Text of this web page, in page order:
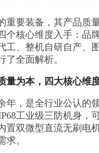
重要装备，其产品质
个核心维度入手：品
工、整机自研自产、
了全面解析。
为本，四大核心维
年，是全行业公认的
工业级三防机身
双微型直流无刷电
求。